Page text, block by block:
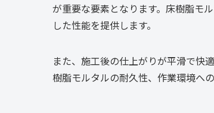
が重要な要素となります。床樹脂モ
した性能を提供します。
また、施工後の仕上がりが平滑で快
樹脂モルタルの耐久性、作業環境へ